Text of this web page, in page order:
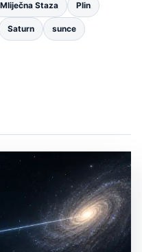
Mliječna Staza Plin
Saturn sunce